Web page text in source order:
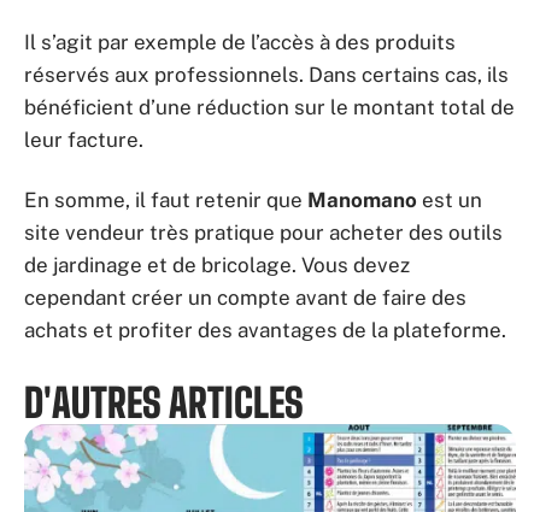
Il s’agit par exemple de l’accès à des produits
réservés aux professionnels. Dans certains cas, ils
bénéficient d’une réduction sur le montant total de
leur facture.
En somme, il faut retenir que Manomano est un
site vendeur très pratique pour acheter des outils
de jardinage et de bricolage. Vous devez
cependant créer un compte avant de faire des
achats et profiter des avantages de la plateforme.
D'AUTRES ARTICLES